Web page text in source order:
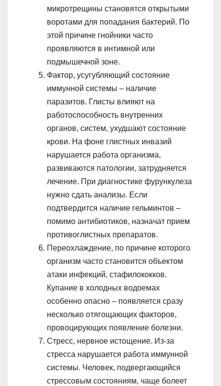
микротрещины становятся открытыми
воротами для попадания бактерий. По
этой причине гнойники часто
проявляются в интимной или
подмышечной зоне.
Фактор, усугубляющий состояние
иммунной системы – наличие
паразитов. Глисты влияют на
работоспособность внутренних
органов, систем, ухудшают состояние
крови. На фоне глистных инвазий
нарушается работа организма,
развиваются патологии, затрудняется
лечение. При диагностике фурункулеза
нужно сдать анализы. Если
подтвердится наличие гельминтов –
помимо антибиотиков, назначат прием
противоглистных препаратов.
Переохлаждение, по причине которого
организм часто становится объектом
атаки инфекций, стафилококков.
Купание в холодных водоемах
особенно опасно – появляется сразу
несколько отягощающих факторов,
провоцирующих появление болезни.
Стресс, нервное истощение. Из-за
стресса нарушается работа иммунной
системы. Человек, подвергающийся
стрессовым состояниям, чаще болеет